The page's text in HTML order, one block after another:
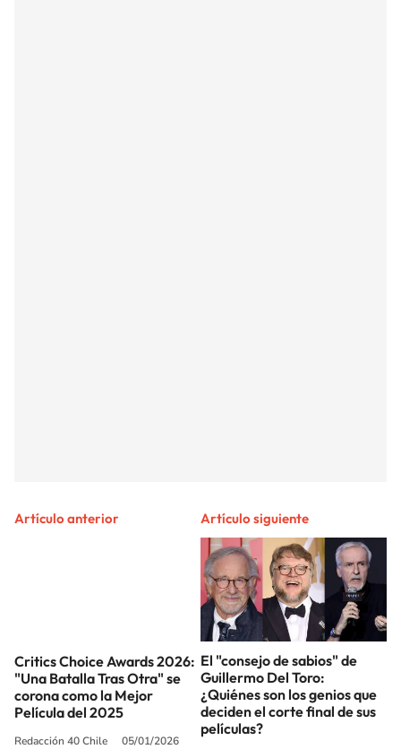
Artículo anterior
Critics Choice Awards 2026:
"Una Batalla Tras Otra" se
corona como la Mejor
Película del 2025
Redacción 40 Chile 05/01/2026
Artículo siguiente
El "consejo de sabios" de
Guillermo Del Toro:
¿Quiénes son los genios que
deciden el corte final de sus
películas?